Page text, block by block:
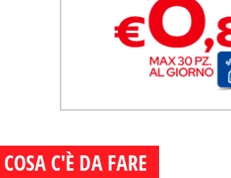
COSA C'È DA FARE